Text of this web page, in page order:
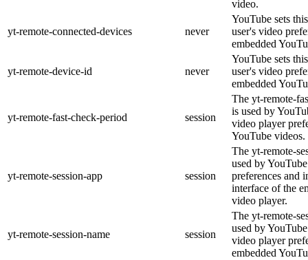
video.
yt-remote-connected-devices never
YouTube sets
user's video
embedded
yt-remote-device-id never
YouTube sets
user's video
embedded
yt-remote-fast-check-period session
The yt-remote-
is used by
video player
YouTube videos.
yt-remote-session-app session
The yt-remote-
used by
preferences and
interface of the
video player.
yt-remote-session-name session
The yt-remote-
used by
video player
embedded